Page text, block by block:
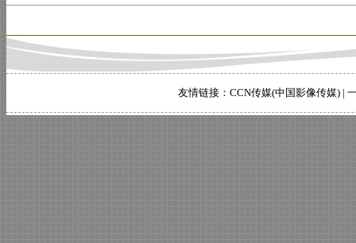
友情链接： CCN传媒(中国影像传媒) |